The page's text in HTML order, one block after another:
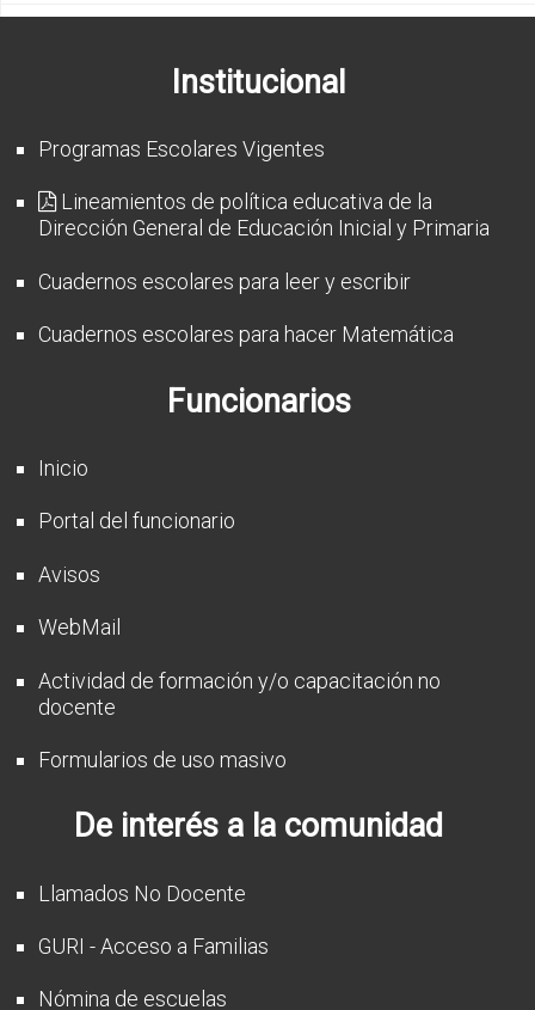
Institucional
Programas Escolares Vigentes
Lineamientos de política educativa de la
Dirección General de Educación Inicial y Primaria
Cuadernos escolares para leer y escribir
Cuadernos escolares para hacer Matemática
Funcionarios
Inicio
Portal del funcionario
Avisos
WebMail
Actividad de formación y/o capacitación no
docente
Formularios de uso masivo
De interés a la comunidad
Llamados No Docente
GURI - Acceso a Familias
Nómina de escuelas